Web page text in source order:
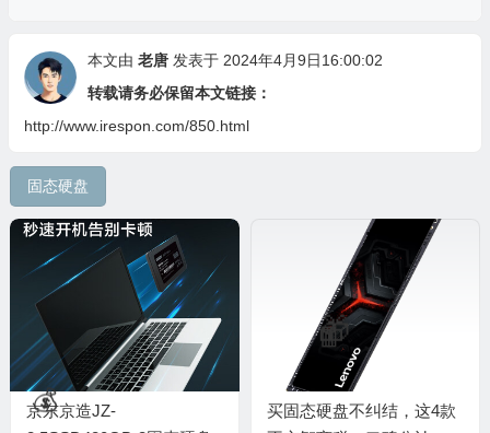
本文由 老唐发表于 2024年4月9日16:00:02
转载请务必保留本文链接：
http://www.irespon.com/850.html
固态硬盘
京东京造JZ-
买固态硬盘不纠结，这4款
🧧
🧧